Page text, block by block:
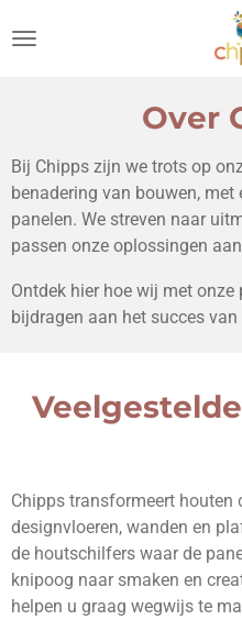
direct
Over
Bij Chipps zijn we trots op
benadering van bouwen,
panelen. We streven naar
passen onze oplossingen
Ontdek hier hoe wij met
bijdragen aan het succes
Chipps transformeert
designvloeren, wanden en
de houtschilfers waar de
knipoog naar smaken en
helpen u graag wegwijs te